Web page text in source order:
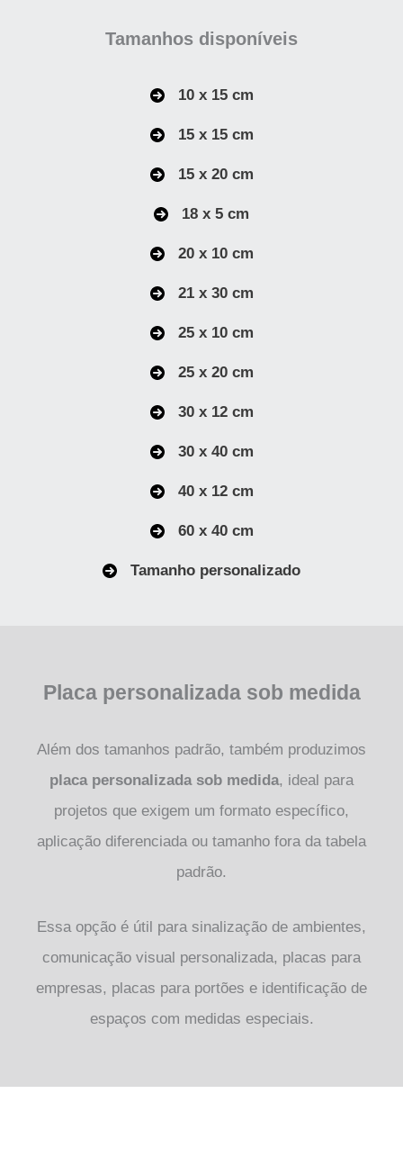
Tamanhos disponíveis
10 x 15 cm
15 x 15 cm
15 x 20 cm
18 x 5 cm
20 x 10 cm
21 x 30 cm
25 x 10 cm
25 x 20 cm
30 x 12 cm
30 x 40 cm
40 x 12 cm
60 x 40 cm
Tamanho personalizado
Placa personalizada sob medida
Além dos tamanhos padrão, também produzimos
placa personalizada sob medida, ideal para
projetos que exigem um formato específico,
aplicação diferenciada ou tamanho fora da tabela
padrão.
Essa opção é útil para sinalização de ambientes,
comunicação visual personalizada, placas para
empresas, placas para portões e identificação de
espaços com medidas especiais.